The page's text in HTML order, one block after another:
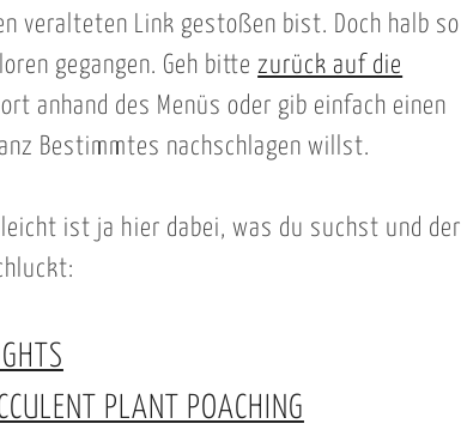
veralteten Link gestoßen bist. Doch halb so
gegangen. Geh bittezurück auf die
anhand des Menüs oder gib einfach einen
Bestimmtes nachschlagen willst.
ist ja hier dabei, was du suchst und der
PLANT POACHING